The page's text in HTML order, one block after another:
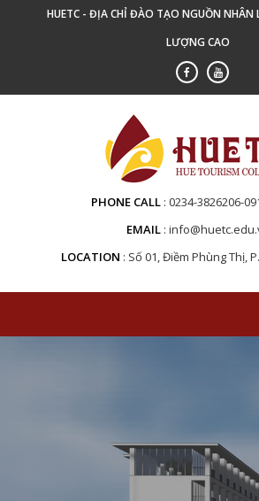
HUETC - ĐỊA CHỈ ĐÀO TẠO NGUỒN NHÂN
LƯỢNG CAO
PHONE CALL 0234-3826206-
EMAIL
LOCATION
Số 01, Điềm Phùng Thị,